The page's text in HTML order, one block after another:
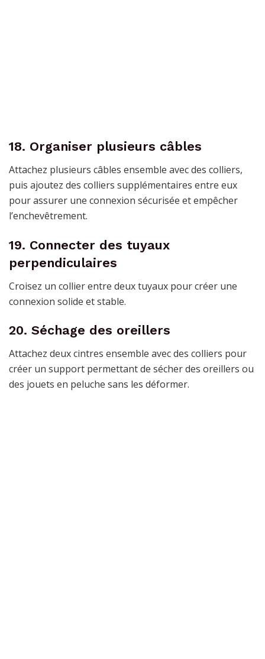
18. Organiser plusieurs câbles
Attachez plusieurs câbles ensemble avec des colliers,
puis ajoutez des colliers supplémentaires entre eux
pour assurer une connexion sécurisée et empêcher
l’enchevêtrement.
19. Connecter des tuyaux
perpendiculaires
Croisez un collier entre deux tuyaux pour créer une
connexion solide et stable.
20. Séchage des oreillers
Attachez deux cintres ensemble avec des colliers pour
créer un support permettant de sécher des oreillers ou
des jouets en peluche sans les déformer.